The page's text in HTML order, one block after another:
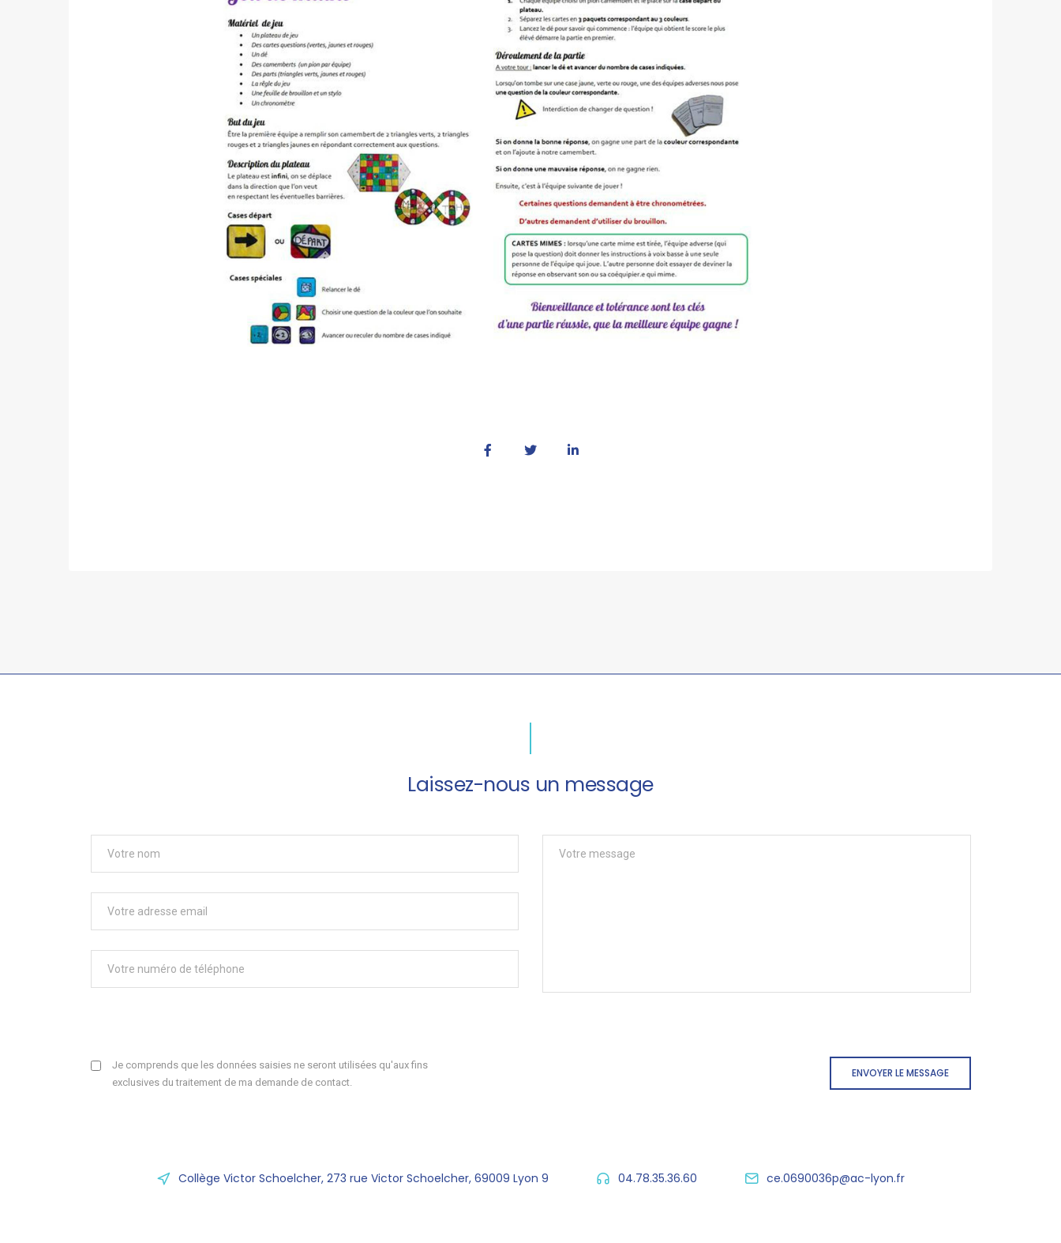
Laissez-nous un message
Je comprends que les données saisies ne seront utilisées qu'aux fins
exclusives du traitement de ma demande de contact.
ENVOYER LE MESSAGE
Collège Victor Schoelcher, 273 rue Victor Schoelcher, 69009 Lyon 9 04.78.35.36.60 ce.0690036p@ac-lyon.fr